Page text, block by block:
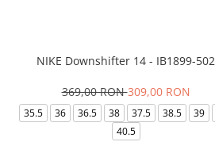
NIKE Downshifter 14 - IB1899-502
369,00 RON309,00 RON
35.5 36 36.5 38 37.5 38.5 39
40.5